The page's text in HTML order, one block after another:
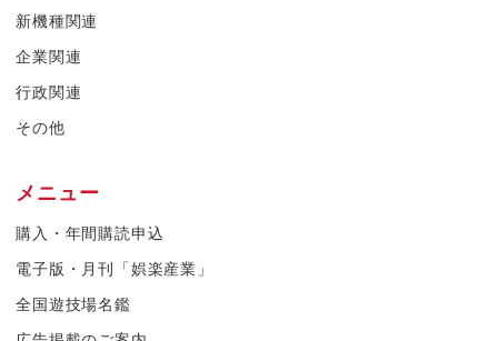
新機種関連
企業関連
行政関連
その他
メニュー
購入・年間購読申込
電子版・月刊「娯楽産業」
全国遊技場名鑑